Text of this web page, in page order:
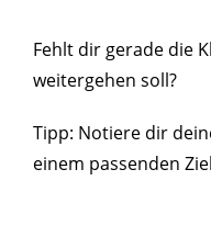
Fehlt dir gerade die
weitergehen soll?
Tipp: Notiere dir
einem passenden